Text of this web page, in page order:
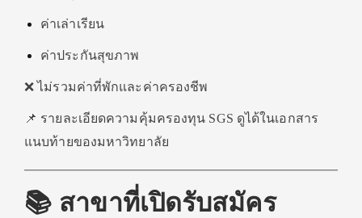
ค่าเล่าเรียน
ค่าประกันสุขภาพ
❌ ไม่รวมค่าที่พักและค่าครองชีพ
📌 รายละเอียดความคุ้มครองทุน SGS ดูได้ในเอกสาร
แนบท้ายของมหาวิทยาลัย
📚 สาขาที่เปิดรับสมัคร